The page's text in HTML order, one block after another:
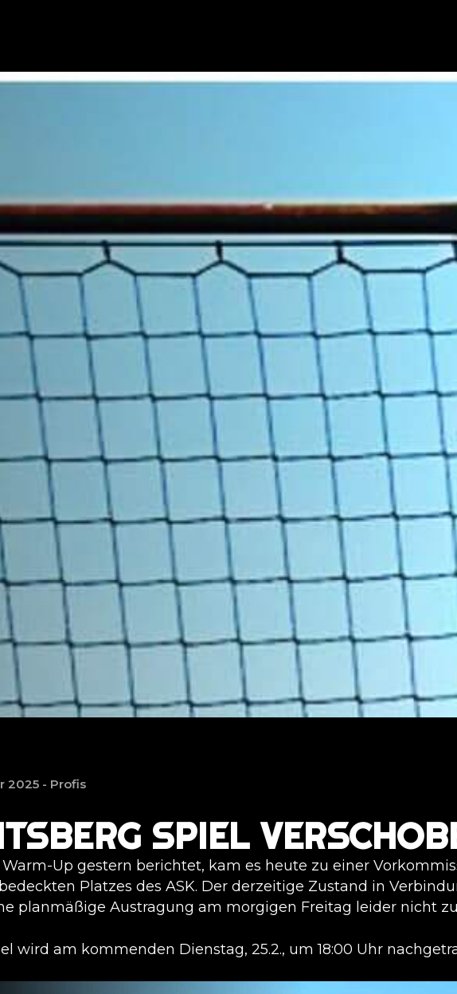
2025 - Profis
SPIEL
Up gestern berichtet, kam es heute zu einer
Platzes des ASK. Der derzeitige Zustand in
planmäßige Austragung am morgigen Freitag leider nicht
wird am kommenden Dienstag, 25.2., um 18:00 Uhr